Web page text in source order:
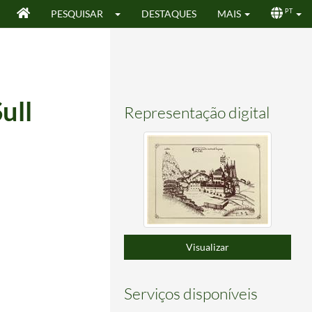
PESQUISAR DESTAQUES MAIS PT
Representação digital
Visualizar
Serviços disponíveis